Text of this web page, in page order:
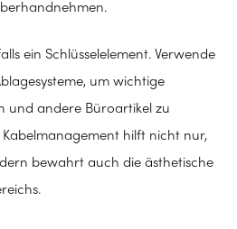
ein Schlüsselelement. Verwende
um wichtige
und andere Büroartikel zu
hilft nicht nur,
bewahrt auch die ästhetische